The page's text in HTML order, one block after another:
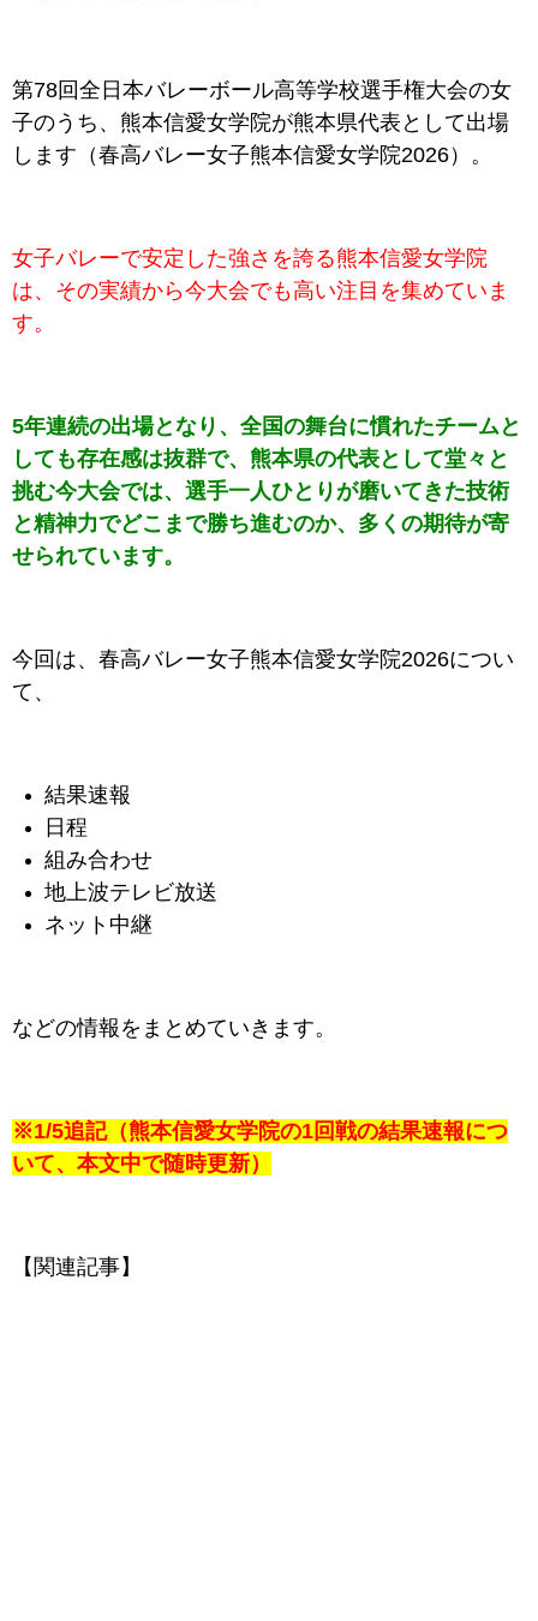
第78回全日本バレーボール高等学校選手権大会の女
子のうち、熊本信愛女学院が熊本県代表として出場
します （春高バレー女子熊本信愛女学院2026）。
女子バレーで安定した強さを誇る熊本信愛女学院
は、その実績から今大会でも高い注目を集めていま
す。
5年連続の出場となり、全国の舞台に慣れたチームと
しても存在感は抜群で、熊本県の代表として堂々と
挑む今大会では、選手一人ひとりが磨いてきた技術
と精神力でどこまで勝ち進むのか、多くの期待が寄
せられています。
今回は、 春高バレー女子熊本信愛女学院2026につい
て、
結果速報
日程
組み合わせ
地上波テレビ放送
ネット中継
などの情報をまとめていきます。
※1/5追記（熊本信愛女学院の1回戦の結果速報につ
いて、本文中で随時更新）
【関連記事】